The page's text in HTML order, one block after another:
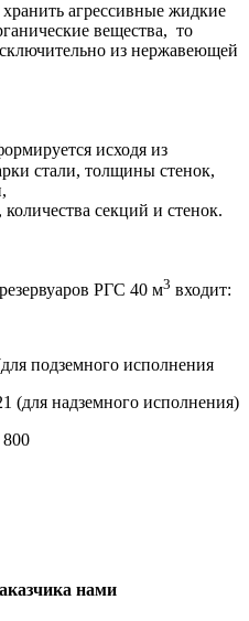
хранить агрессивные жидкие
вещества, то
из нержавеющей
исходя из
стали, толщины стенок,
секций и стенок.
РГС 40 м3 входит:
подземного исполнения
(для надземного исполнения)
нами